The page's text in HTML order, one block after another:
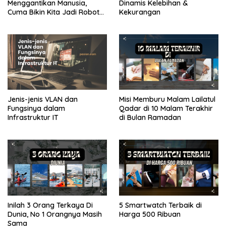
Menggantikan Manusia,
Cuma Bikin Kita Jadi Robot
Dinamis Kelebihan &
Kekurangan
Jenis-jenis VLAN dan
Fungsinya dalam
Infrastruktur IT
Misi Memburu Malam Lailatul
Qadar di 10 Malam Terakhir
di Bulan Ramadan
Inilah 3 Orang Terkaya Di
Dunia, No 1 Orangnya Masih
Sama
5 Smartwatch Terbaik di
Harga 500 Ribuan